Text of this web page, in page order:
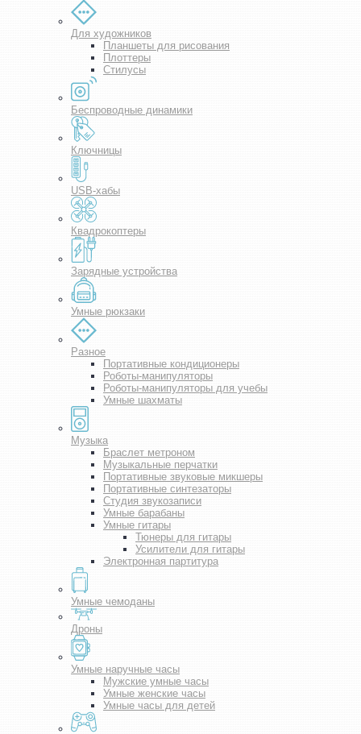
Для художников
Планшеты для рисования
Плоттеры
Стилусы
Беспроводные динамики
Ключницы
USB-хабы
Квадрокоптеры
Зарядные устройства
Умные рюкзаки
Разное
Портативные кондиционеры
Роботы-манипуляторы
Роботы-манипуляторы для учебы
Умные шахматы
Музыка
Браслет метроном
Музыкальные перчатки
Портативные звуковые микшеры
Портативные синтезаторы
Студия звукозаписи
Умные барабаны
Умные гитары
Тюнеры для гитары
Усилители для гитары
Электронная партитура
Умные чемоданы
Дроны
Умные наручные часы
Мужские умные часы
Умные женские часы
Умные часы для детей